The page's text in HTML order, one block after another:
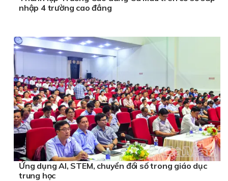
nhập 4 trường cao đẳng
Ứng dụng AI, STEM, chuyển đổi số trong giáo dục
trung học